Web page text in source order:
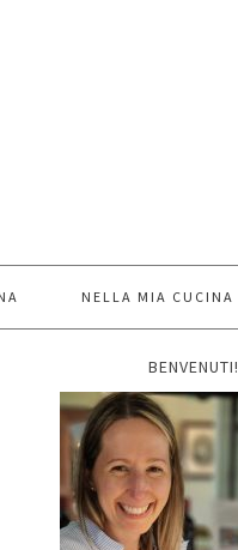
NELLA MIA CUCINA
BENVENUTI!